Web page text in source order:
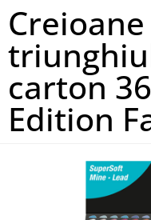
carton
Edition